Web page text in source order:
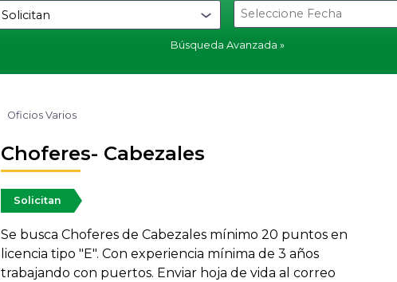
Búsqueda Avanzada
Oficios Varios
Choferes- Cabezales
Solicitan
Se busca Choferes de Cabezales mínimo 20 puntos en
licencia tipo "E". Con experiencia mínima de 3 años
trabajando con puertos. Enviar hoja de vida al correo